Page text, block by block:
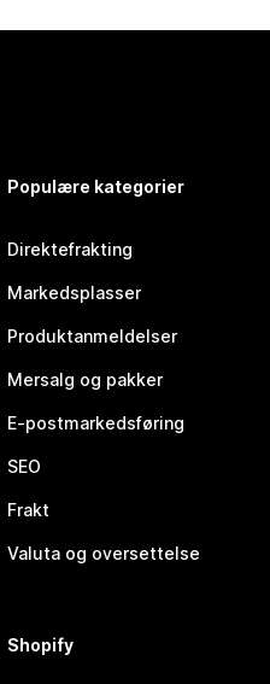
Populære kategorier
Direktefrakting
Markedsplasser
Produktanmeldelser
Mersalg og pakker
E-postmarkedsføring
SEO
Frakt
Valuta og oversettelse
Shopify